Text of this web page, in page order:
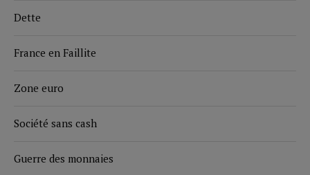
Dette
France en Faillite
Zone euro
Société sans cash
Guerre des monnaies